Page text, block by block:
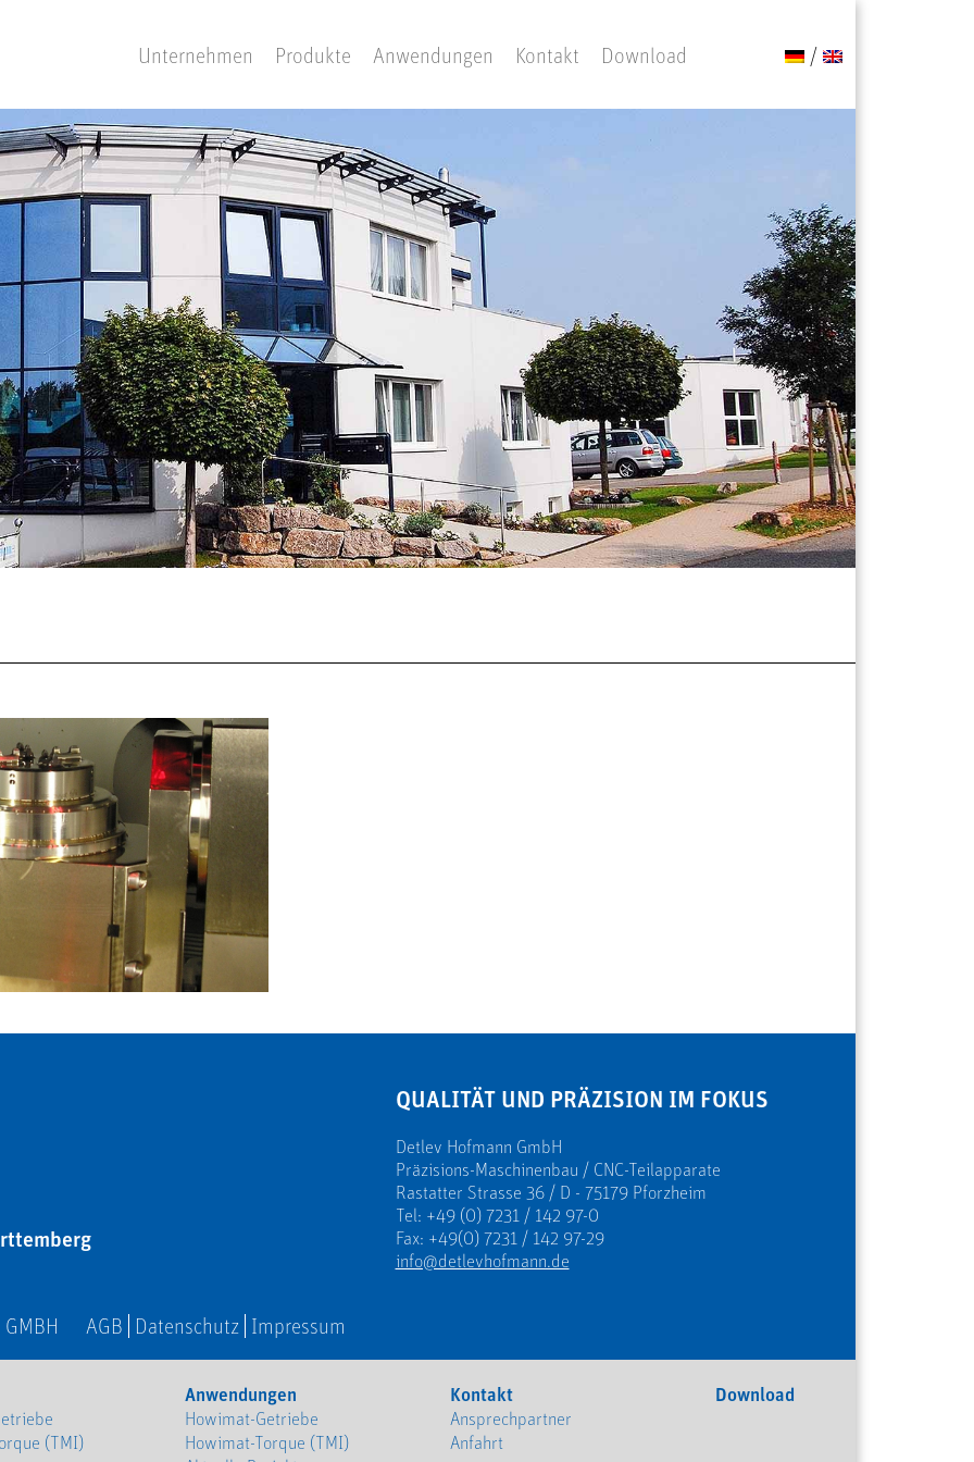
Unternehmen Produkte Anwendungen Kontakt Download /
QUALITÄT UND PRÄZISION IM FOKUS
Detlev Hofmann GmbH
Präzisions-Maschinenbau / CNC-Teilapparate
Rastatter Strasse 36 / D - 75179 Pforzheim
Tel: +49 (0) 7231 / 142 97-0
Fax: +49(0) 7231 / 142 97-29
info@detlevhofmann.de
AGB Datenschutz Impressum
(TMI)
Anwendungen
Howimat-Getriebe
Howimat-Torque (TMI)
Kontakt
Ansprechpartner
Anfahrt
Download